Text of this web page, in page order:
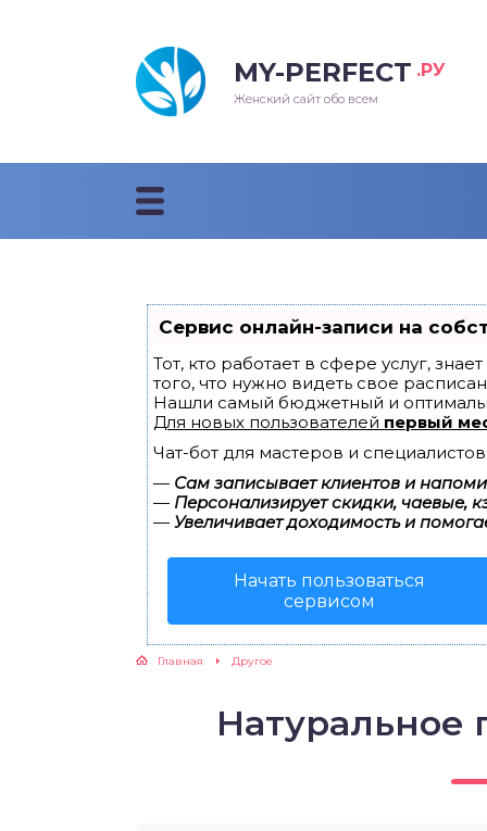
MY-PERFECT .РУ
Женский сайт обо всем
Сервис онлайн-записи на
Тот, кто работает в сфере услуг,
того, что нужно видеть свое
Нашли самый бюджетный и
Для новых пользователей первый
Чат-бот для мастеров и
— Сам записывает клиентов и
— Персонализирует скидки, чаевые,
— Увеличивает доходимость и
Начать пользоваться
сервисом
Главная Другое
Натуральное
прически 2018
стрижки 2018